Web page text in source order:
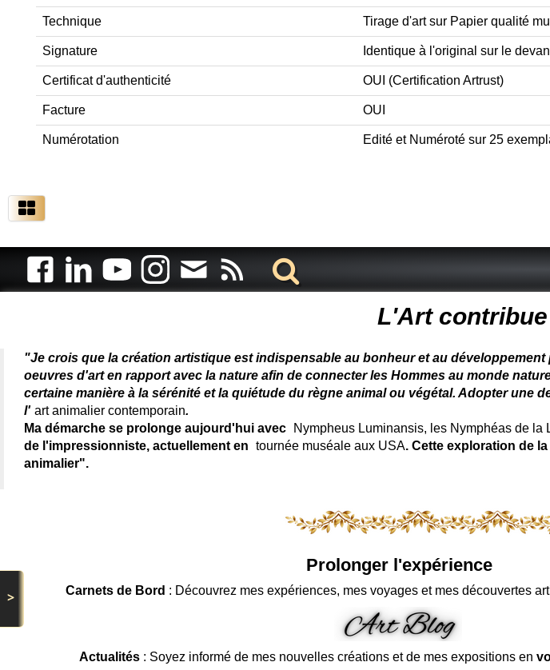
>
Technique Tirage d'art sur Papier qualité
Signature Identique à l'original sur le
Certificat d'authenticité OUI (Certification Artrust)
Facture OUI
Numérotation Edité et Numéroté sur 25
L'Art
"Je crois que la création artistique est indispensable au bonheur et au
oeuvres d'art en rapport avec la nature afin de connecter les Hommes au monde
certaine manière à la sérénité et la quiétude du règne animal ou végétal. Adopter une
l' art animalier contemporain.
Ma démarche se prolonge aujourd'hui avec
Nympheus Luminansis, les Nymphéas de la
de l'impressionniste, actuellement en tournée muséale aux USA. Cette exploration de
animalier".
Prolonger l'expérience
Carnets de Bord : Découvrez mes expériences, mes voyages et mes découvertes
Actualités: Soyez informé de mes nouvelles créations et de mes expositions en